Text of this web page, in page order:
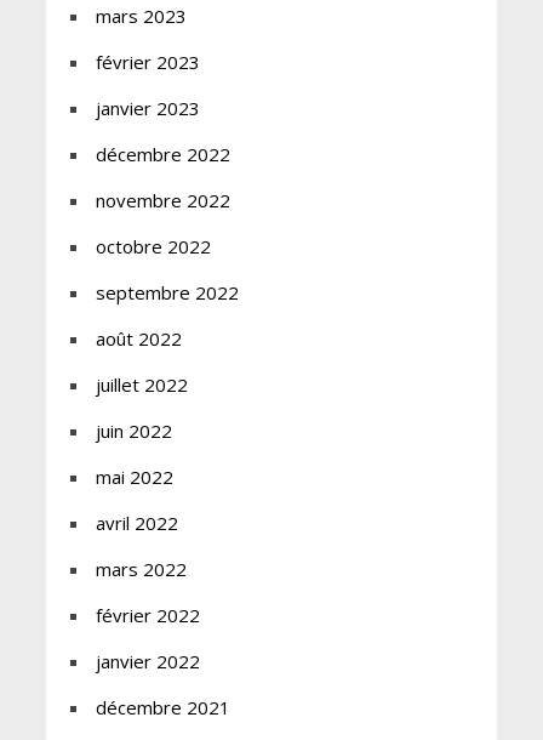
mars 2023
février 2023
janvier 2023
décembre 2022
novembre 2022
octobre 2022
septembre 2022
août 2022
juillet 2022
juin 2022
mai 2022
avril 2022
mars 2022
février 2022
janvier 2022
décembre 2021